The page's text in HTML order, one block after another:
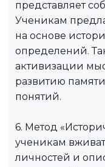
представляет
Ученикам
на основе
определений.
активизации
развитию
понятий.
6. Метод
ученикам
личностей и